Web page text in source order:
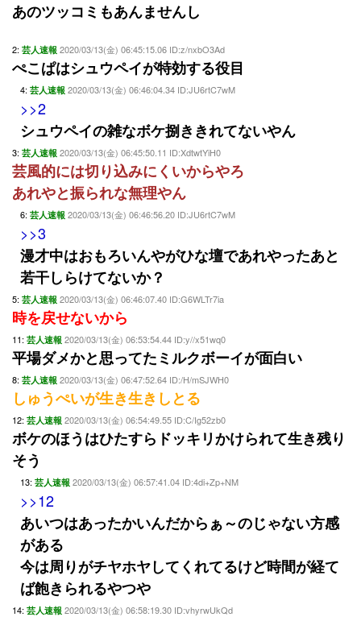
あのツッコミもあんませんし
2: 芸人速報 2020/03/13(金) 06:45:15.06 ID:z/nxbO3Ad
ぺこぱはシュウペイが特効する役目
4: 芸人速報 2020/03/13(金) 06:46:04.34 ID:JU6rtC7wM
>>2
シュウペイの雑なボケ捌ききれてないやん
3: 芸人速報 2020/03/13(金) 06:45:50.11 ID:XdtwtYiH0
芸風的には切り込みにくいからやろ
あれやと振られな無理やん
6: 芸人速報 2020/03/13(金) 06:46:56.20 ID:JU6rtC7wM
>>3
漫才中はおもろいんやがひな壇であれやったあと
若干しらけてないか？
5: 芸人速報 2020/03/13(金) 06:46:07.40 ID:G6WLTr7ia
時を戻せないから
11: 芸人速報 2020/03/13(金) 06:53:54.44 ID:y//x51wq0
平場ダメかと思ってたミルクボーイが面白い
8: 芸人速報 2020/03/13(金) 06:47:52.64 ID:/H/mSJWH0
しゅうぺいが生き生きしとる
12: 芸人速報 2020/03/13(金) 06:54:49.55 ID:C/Ig52zb0
ボケのほうはひたすらドッキリかけられて生き残り
そう
13: 芸人速報 2020/03/13(金) 06:57:41.04 ID:4di+Zp+NM
>>12
あいつはあったかいんだからぁ～のじゃない方感
がある
今は周りがチヤホヤしてくれてるけど時間が経て
ば飽きられるやつや
14: 芸人速報 2020/03/13(金) 06:58:19.30 ID:vhyrwUkQd